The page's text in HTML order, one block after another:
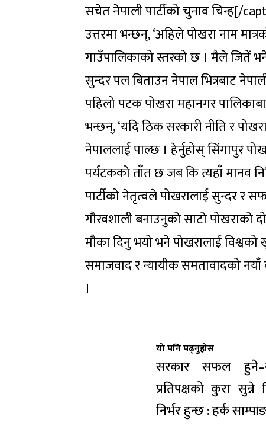
सचेत नेपाली पार्टीको चुनाव चिन्ह[/
उत्तरमा भन्छन्, ‘अहिले पोखरा नाम
गाउँपालिकाको स्तरको छ । मैले जितें
सुन्दर पल बिताउन नेपाल भित्रबाट
पहिलो पटक पोखरा महानगर
भन्छन्, ‘यदि ठिक सरकारी नीति र
नेपाललाई पाल्छ । हेर्नुहोस् सिंगापुर
पर्यटकको ताँत छ जब कि त्यहाँ मानव
पार्टीको नेतृत्वले पोखरालाई सुन्दर र
गौरवशाली बनाउनुको साटो
मौका दिनु भयो भने पोखरालाई विश्वको
समाजवाद र न्यायीक समतावादको
।
यो पनि पढ्नुहोस
सरकार सफल
प्रतिपक्षको कुरा सुन्ने
निर्भर हुन्छ : हर्क